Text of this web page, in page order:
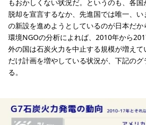
もおかしくない状況だ。というのも、各
脱却を宣言するなか、先進国では唯一、
の新設を進めようとしているのが日本だか
環境NGOの分析によれば、2010年から
外の国は石炭火力を中止する規模が増え
だけ計画を増やしている状況が、下記の
る。